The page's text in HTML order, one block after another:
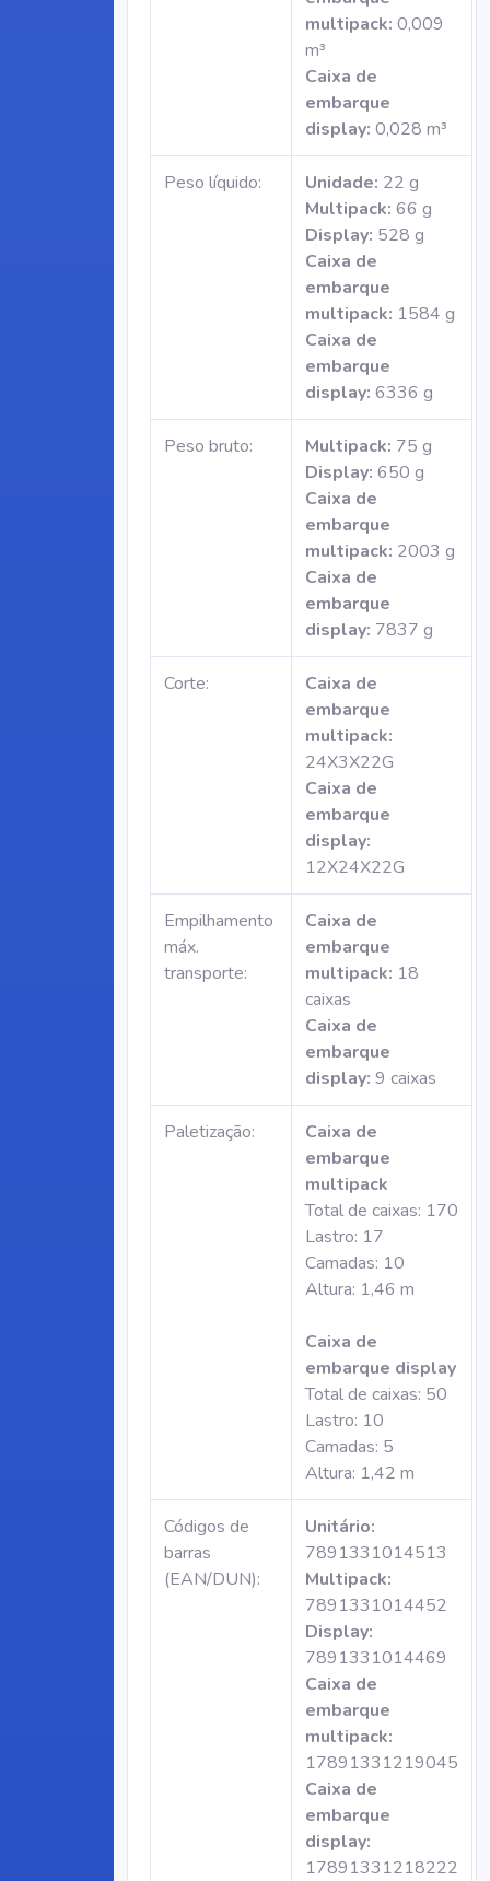
multipack: 0,009
m³
Caixa de
embarque
display: 0,028 m³
Peso líquido: Unidade: 22 g
Multipack: 66 g
Display: 528 g
Caixa de
embarque
multipack: 1584 g
Caixa de
embarque
display: 6336 g
Peso bruto: Multipack: 75 g
Display: 650 g
Caixa de
embarque
multipack: 2003 g
Caixa de
embarque
display: 7837 g
Corte:
Caixa de
embarque
multipack:
24X3X22G
Caixa de
embarque
display:
12X24X22G
Empilhamento
máx.
transporte:
Caixa de
embarque
multipack: 18
caixas
Caixa de
embarque
display: 9 caixas
Paletização:
Caixa de
embarque
multipack
Total de caixas: 170
Lastro: 17
Camadas: 10
Altura: 1,46 m
Caixa de
embarque display
Total de caixas: 50
Lastro: 10
Camadas: 5
Altura: 1,42 m
Códigos de
barras
(EAN/DUN):
Unitário:
7891331014513
Multipack:
7891331014452
Display:
7891331014469
Caixa de
embarque
multipack:
17891331219045
Caixa de
embarque
display:
17891331218222